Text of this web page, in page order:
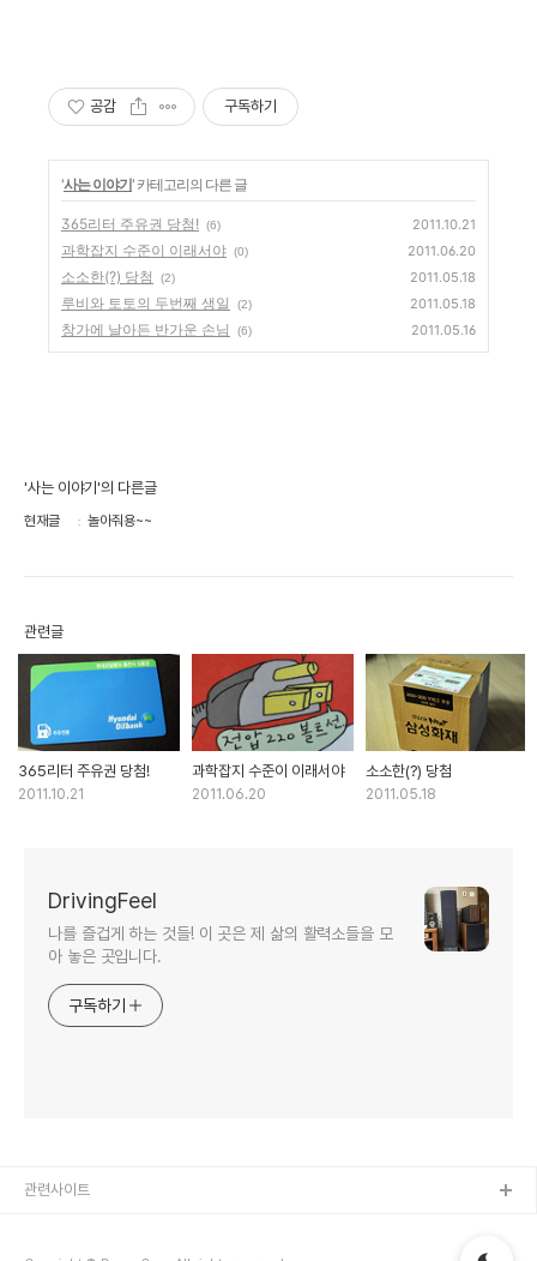
공감 구독하기
'사는 이야기' 카테고리의 다른 글
365리터 주유권 당첨! (6) 2011.10.21
과학잡지 수준이 이래서야 (0) 2011.06.20
소소한(?) 당첨 (2) 2011.05.18
루비와 토토의 두번째 생일 (2) 2011.05.18
창가에 날아든 반가운 손님 (6) 2011.05.16
'사는 이야기'의 다른글
현재글 놀아줘용~~
관련글
365리터 주유권 당첨!
2011.10.21
과학잡지 수준이 이래서야
2011.06.20
소소한(?) 당첨
2011.05.18
DrivingFeel
나를 즐겁게 하는 것들! 이 곳은 제 삶의 활력소들을 모
아 놓은 곳입니다.
구독하기
관련사이트